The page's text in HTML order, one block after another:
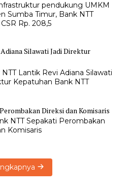
pendukung UMKM
Sumba Timur, Bank NTT
Rp. 208,5
Lantik Revi Adiana Silawati
Kepatuhan Bank NTT
NTT Sepakati Perombakan
Komisaris